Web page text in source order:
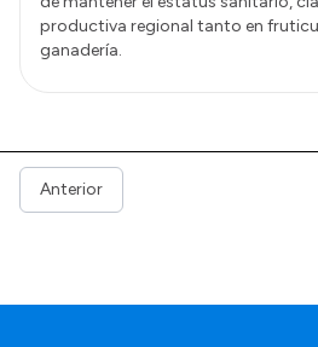
productiva regional tanto en
ganadería.
Anterior